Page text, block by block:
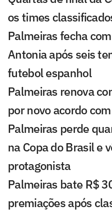
os times
Palmeiras fecha
Antonia após seis
futebol espanhol
Palmeiras renova
por novo acordo
Palmeiras perde
na Copa do Brasil e
protagonista
Palmeiras bate R$
premiações após